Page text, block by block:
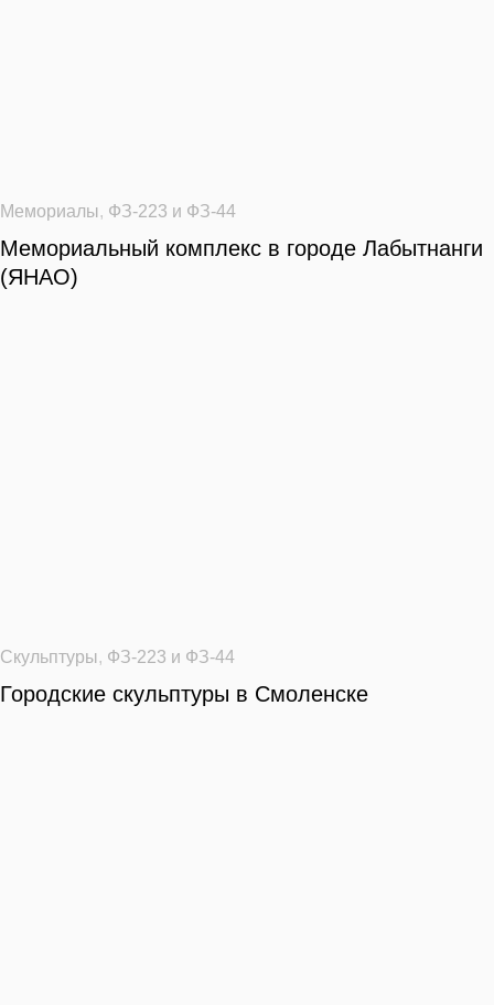
Мемориалы, ФЗ-223 и ФЗ-44
Мемориальный комплекс в городе Лабытнанги
(ЯНАО)
Скульптуры, ФЗ-223 и ФЗ-44
Городские скульптуры в Смоленске